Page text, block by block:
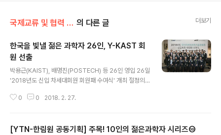
국제교류 및 협력 증진/Y-KAST 의 다른 글 더보기
한국을 빛낼 젊은 과학자 26인, Y-KAST 회
원 선출
박용근(KAIST), 배명진(POSTECH) 등 26인 영입 26일
'2018년도 신입 차세대회원 회원패 수여식' 개최 절정의
과학기술한림원(Young Korean Academy of Scienc
은 각 연구 분야에서 우리나라의 미래를 이끌어갈 차세대
0 0 2018. 2. 27.
[YTN-한림원 공동기획] 주목! 10인의 젊은과학자 시리즈⑩